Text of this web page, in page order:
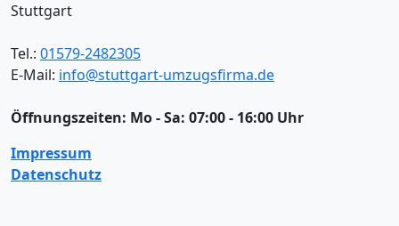
Stuttgart
Tel.: 01579-2482305
E-Mail: info@stuttgart-umzugsfirma.de
Öffnungszeiten: Mo - Sa: 07:00 - 16:00 Uhr
Impressum
Datenschutz